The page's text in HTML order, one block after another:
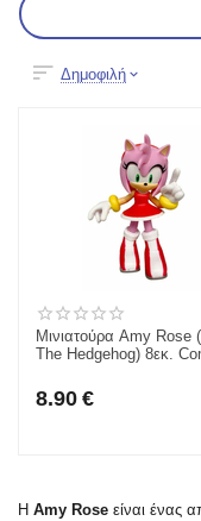
ΗAmy Rose είναι ένας
Δημοφιλή
Μινιατούρα Amy Rose
The Hedgehog) 8εκ.
8.90 €